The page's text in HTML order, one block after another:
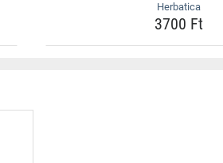
Herbatica
3700 Ft